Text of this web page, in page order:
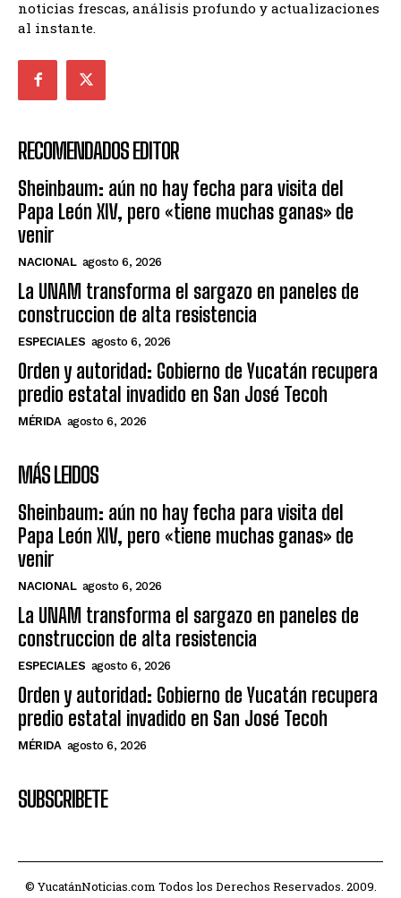
noticias frescas, análisis profundo y actualizaciones
al instante.
RECOMENDADOS EDITOR
Sheinbaum: aún no hay fecha para visita del
Papa León XIV, pero «tiene muchas ganas» de
venir
NACIONAL agosto 6, 2026
La UNAM transforma el sargazo en paneles de
construccion de alta resistencia
ESPECIALES agosto 6, 2026
Orden y autoridad: Gobierno de Yucatán recupera
predio estatal invadido en San José Tecoh
MÉRIDA agosto 6, 2026
MÁS LEIDOS
Sheinbaum: aún no hay fecha para visita del
Papa León XIV, pero «tiene muchas ganas» de
venir
NACIONAL agosto 6, 2026
La UNAM transforma el sargazo en paneles de
construccion de alta resistencia
ESPECIALES agosto 6, 2026
Orden y autoridad: Gobierno de Yucatán recupera
predio estatal invadido en San José Tecoh
MÉRIDA agosto 6, 2026
SUBSCRIBETE
© YucatánNoticias.com Todos los Derechos Reservados. 2009.